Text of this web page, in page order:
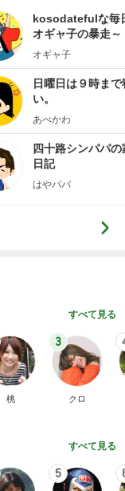
kosodatefulな毎
オギャ子の暴走～
オギャ子
日曜日は９時まで
い。
あべかわ
四十路シンパパの
日記
はやパパ
すべて見る
桃
3
クロ
すべて見る
5